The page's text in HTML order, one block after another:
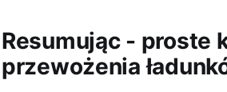
Resumując - proste
przewożenia